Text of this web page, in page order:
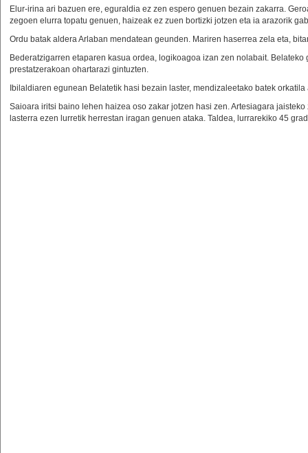
Elur-irina ari bazuen ere, eguraldia ez zen espero genuen bezain zakarra.
zegoen elurra topatu genuen, haizeak ez zuen bortizki jotzen eta ia arazorik
Ordu batak aldera Arlaban mendatean geunden. Mariren haserrea zela eta,
Bederatzigarren etaparen kasua ordea, logikoagoa izan zen nolabait.
prestatzerakoan ohartarazi gintuzten.
Ibilaldiaren egunean Belatetik hasi bezain laster, mendizaleetako batek
Saioara iritsi baino lehen haizea oso zakar jotzen hasi zen. Artesiagara
lasterra ezen lurretik herrestan iragan genuen ataka. Taldea, lurrarekiko 45